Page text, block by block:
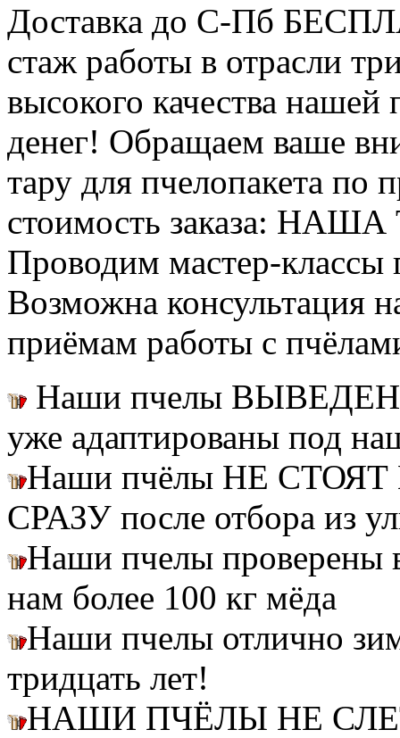
Доставка до С-Пб
стаж работы в отрасли
высокого качества
денег! Обращаем ваше
тару для пчелопакета по
стоимость заказа:
Проводим мастер-классы
Возможна консультация
приёмам работы с
Наши пчелы
уже адаптированы под
Наши пчёлы НЕ СТОЯТ
СРАЗУ после отбора из
Наши пчелы
нам более 100 кг мёда
Наши пчелы отлично
тридцать лет!
НАШИ ПЧЁЛЫ НЕ